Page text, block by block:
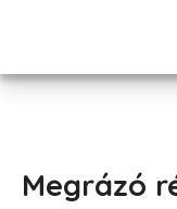
Megrázó